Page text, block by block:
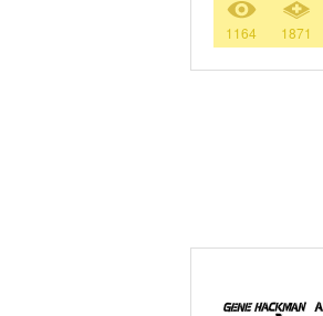
1164 1871